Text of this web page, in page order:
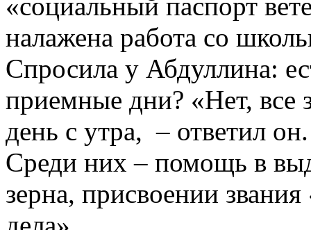
налажена работа со
Спросила у Абдуллина:
приемные дни? «Нет, все
день с утра, – ответил
Среди них – помощь в
зерна, присвоении